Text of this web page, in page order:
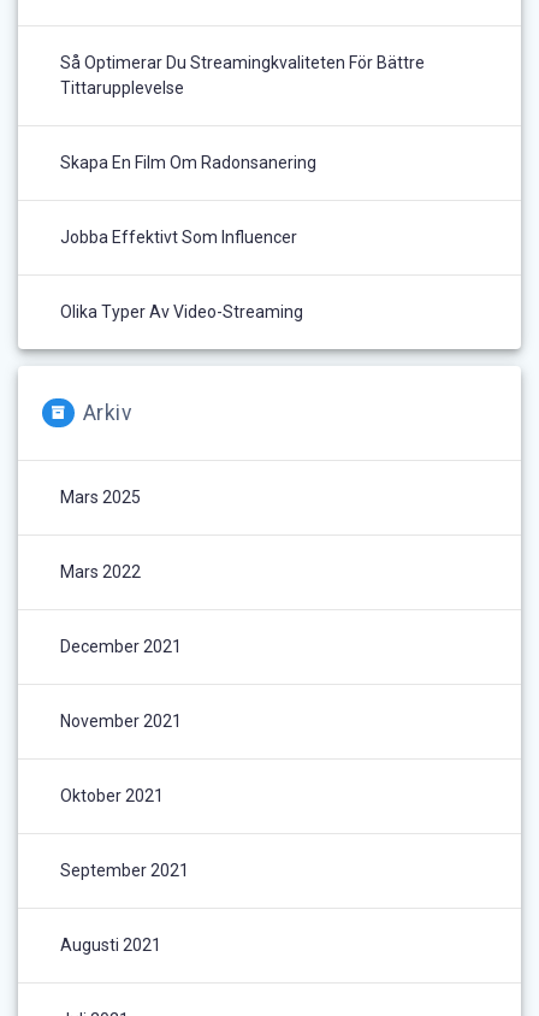
Så Optimerar Du Streamingkvaliteten För Bättre
Tittarupplevelse
Skapa En Film Om Radonsanering
Jobba Effektivt Som Influencer
Olika Typer Av Video-Streaming
Arkiv
Mars 2025
Mars 2022
December 2021
November 2021
Oktober 2021
September 2021
Augusti 2021